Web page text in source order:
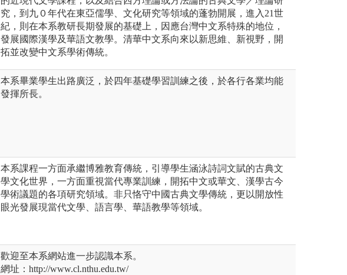
究，到九０年代在東亞儒學、文化研究等領域的蓬勃開展，進入21世
紀，則在本系教研長期發展的基礎上，因應台灣中文系特殊的地位，
發展國際漢學及華語文教學。清華中文系向來以新思維、新視野，開
拓並改變中文系學術傳統。
本系畢業學生出路廣泛，於四年基礎學習訓練之後，於各行各業均能
發揮所長。
本系課程一方面承繼博雅教育傳統，引導學生涵泳詩詞文賦的古典文
學文化世界，一方面重視當代專業訓練，開拓中文或華文、漢學古今
學術議題的各項研究領域。非只恪守中國古典文學傳統，更以開放性
眼光發展現當代文學、語言學、華語教學等領域。
歡迎至本系網站進一步認識本系。
網址：http://www.cl.nthu.edu.tw/